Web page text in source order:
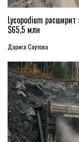
Lycopodium
$65,5 млн
Дарига Саутова